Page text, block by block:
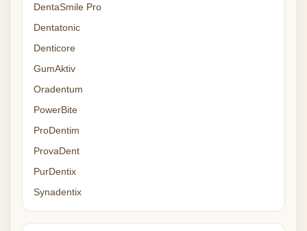
DentaSmile Pro
Dentatonic
Denticore
GumAktiv
Oradentum
PowerBite
ProDentim
ProvaDent
PurDentix
Synadentix